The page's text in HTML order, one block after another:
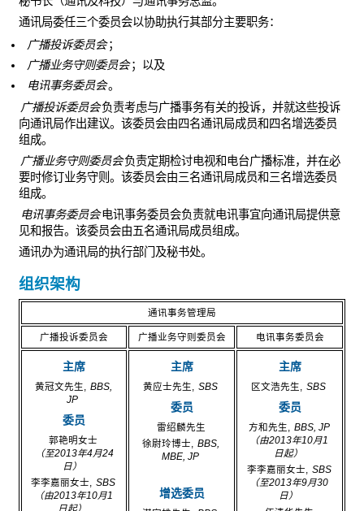
通讯局委任三个委员会以协助执行其部分主要职务：
广播投诉委员会 ；
广播业务守则委员会 ；以及
电讯事务委员会。
广播投诉委员会负责考虑与广播事务有关的投诉，并就这些投诉
向通讯局作出建议。该委员会由四名通讯局成员和四名增选委员
组成。
广播业务守则委员会负责定期检讨电视和电台广播标准，并在必
要时修订业务守则。该委员会由三名通讯局成员和三名增选委员
组成。
电讯事务委员会电讯事务委员会负责就电讯事宜向通讯局提供意
见和报告。该委员会由五名通讯局成员组成。
通讯办为通讯局的执行部门及秘书处。
组织架构
通讯事务管理局
广播投诉委员会 广播业务守则委员会 电讯事务委员会
主席
黄冠文先生,
BBS,
JP
委员
郭艳明女士
（至2013年4月24
日）
李李嘉丽女士,
SBS
（由2013年10月1
日起）
主席
黄应士先生, SBS
委员
雷绍麟先生
徐尉玲博士,
BBS,
MBE, JP
增选委员
主席
区文浩先生, SBS
委员
方和先生,
BBS, JP
（由2013年10月1
日起）
李李嘉丽女士,
SBS
（至2013年9月30
日）